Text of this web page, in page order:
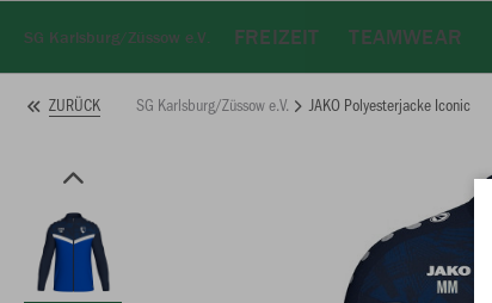
SG Karlsburg/Züssow e.V. FREIZEIT TEAMWEAR
ZURÜCK SG Karlsburg/Züssow e.V. JAKO Polyesterjacke Iconic